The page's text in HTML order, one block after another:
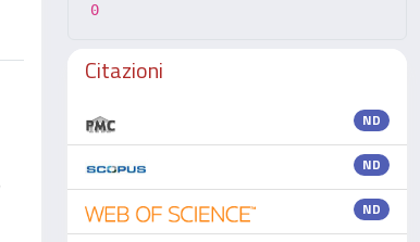
0
Citazioni
ND
ND
ND